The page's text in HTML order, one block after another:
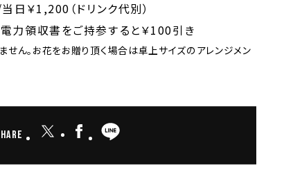
日￥1,200（ドリンク代別）
力領収書をご持参すると￥100引き
せん。お花をお贈り頂く場合は卓上サイズのアレンジメン